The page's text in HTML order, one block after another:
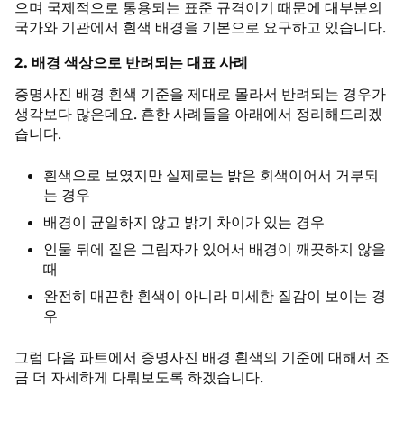
으며 국제적으로 통용되는 표준 규격이기 때문에 대부분의
국가와 기관에서 흰색 배경을 기본으로 요구하고 있습니다.
2. 배경 색상으로 반려되는 대표 사례
증명사진 배경 흰색 기준을 제대로 몰라서 반려되는 경우가
생각보다 많은데요. 흔한 사례들을 아래에서 정리해드리겠
습니다.
흰색으로 보였지만 실제로는 밝은 회색이어서 거부되
는 경우
배경이 균일하지 않고 밝기 차이가 있는 경우
인물 뒤에 짙은 그림자가 있어서 배경이 깨끗하지 않을
때
완전히 매끈한 흰색이 아니라 미세한 질감이 보이는 경
우
그럼 다음 파트에서 증명사진 배경 흰색의 기준에 대해서 조
금 더 자세하게 다뤄보도록 하겠습니다.